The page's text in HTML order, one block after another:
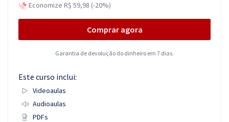
Economize R$ 59,98 (-20%)
Comprar agora
Garantia de devolução do dinheiro em 7 dias.
Este curso inclui:
Videoaulas
Audioaulas
PDFs